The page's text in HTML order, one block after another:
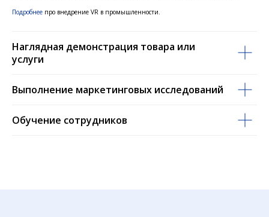
Подробнее про внедрение VR в промышленности.
Наглядная демонстрация товара или
услуги
Выполнение маркетинговых исследований
Обучение сотрудников